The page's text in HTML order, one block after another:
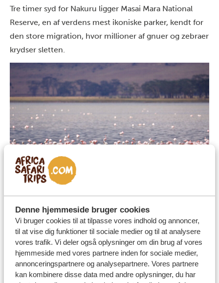
Denne hjemmeside bruger cookies
Vi bruger cookies til at tilpasse vores indhold og annoncer,
til at vise dig funktioner til sociale medier og til at analysere
vores trafik. Vi deler også oplysninger om din brug af vores
hjemmeside med vores partnere inden for sociale medier,
annonceringspartnere og analysepartnere. Vores partnere
kan kombinere disse data med andre oplysninger, du har
Tre timer syd for Nakuru ligger Masai Mara National
Reserve, en af verdens mest ikoniske parker, kendt for
den store migration, hvor millioner af gnuer og zebraer
krydser sletten.
Andre højdepunkter
Samburu National Reserve
Samburu National Reserveer kendt for sin store
bestand af elefanter. Mere end 900 af dem bevæger sig
frit rundt i parken i store familier. Et ophold her giver
jer mulighed for at komme tættere på de blide